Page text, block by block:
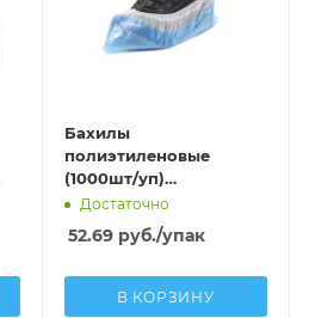
Бахилы
полиэтиленовые
(1000шт/уп)
MEDСЕРВИС СУПЕР 60
(60мкм) бело-синий в
евроблоке
Достаточно
52.69руб./упак
В КОРЗИНУ